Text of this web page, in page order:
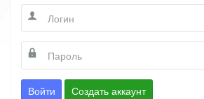
Войти Создать аккаунт